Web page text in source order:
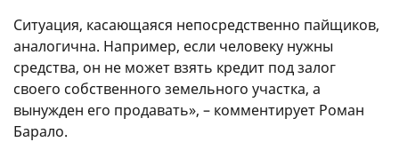
Ситуация, касающаяся непосредственно пайщиков,
аналогична. Например, если человеку нужны
средства, он не может взять кредит под залог
своего собственного земельного участка, а
вынужден его продавать», – комментирует Роман
Барало.